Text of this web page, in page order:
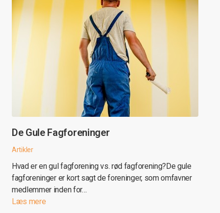
De Gule Fagforeninger
Artikler
Hvad er en gul fagforening vs. rød fagforening?De gule
fagforeninger er kort sagt de foreninger, som omfavner
medlemmer inden for…
Læs mere